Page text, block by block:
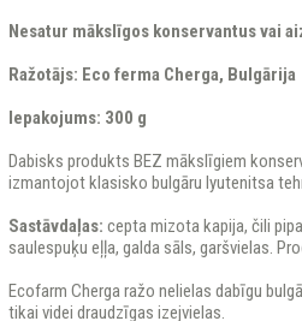
Nesatur mākslīgos konservantus vai
Ražotājs: Eco ferma Cherga, Bulgārija
Iepakojums: 300 g
Dabisks produkts BEZ mākslīgiem
izmantojot klasisko bulgāru lyutenitsa
Sastāvdaļas: cepta mizota kapija, čili
saulespuķu eļļa, galda sāls, garšvielas.
Ecofarm Cherga ražo nelielas dabīgu
tikai videi draudzīgas izejvielas.